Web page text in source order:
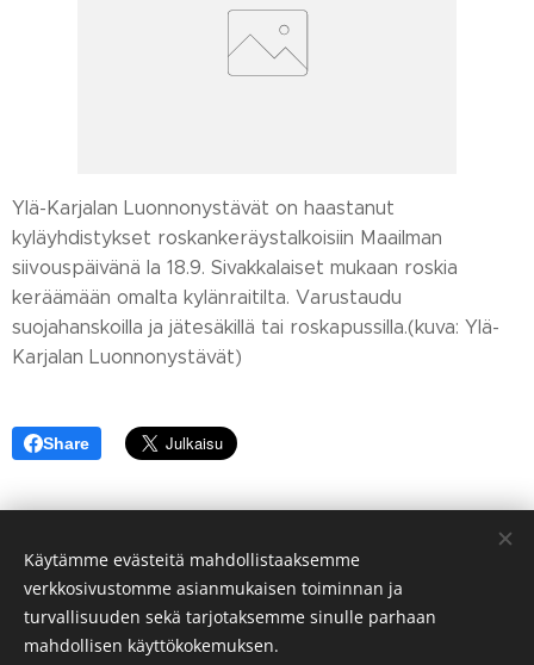
Ylä-Karjalan Luonnonystävät on haastanut
kyläyhdistykset roskankeräystalkoisiin Maailman
siivouspäivänä la 18.9. Sivakkalaiset mukaan roskia
keräämään omalta kylänraitilta. Varustaudu
suojahanskoilla ja jätesäkillä tai roskapussilla.(kuva: Ylä-
Karjalan Luonnonystävät)
Share
Käytämme evästeitä mahdollistaaksemme
verkkosivustomme asianmukaisen toiminnan ja
turvallisuuden sekä tarjotaksemme sinulle parhaan
mahdollisen käyttökokemuksen.